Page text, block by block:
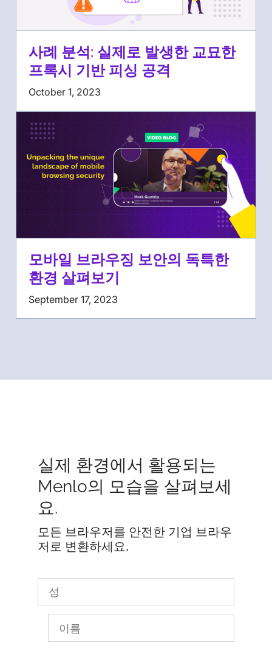
사례 분석: 실제로 발생한 교묘한
프록시 기반 피싱 공격
October 1, 2023
모바일 브라우징 보안의 독특한
환경 살펴보기
September 17, 2023
실제 환경에서 활용되는
Menlo의 모습을 살펴보세
요.
모든 브라우저를 안전한 기업 브라우
저로 변환하세요.